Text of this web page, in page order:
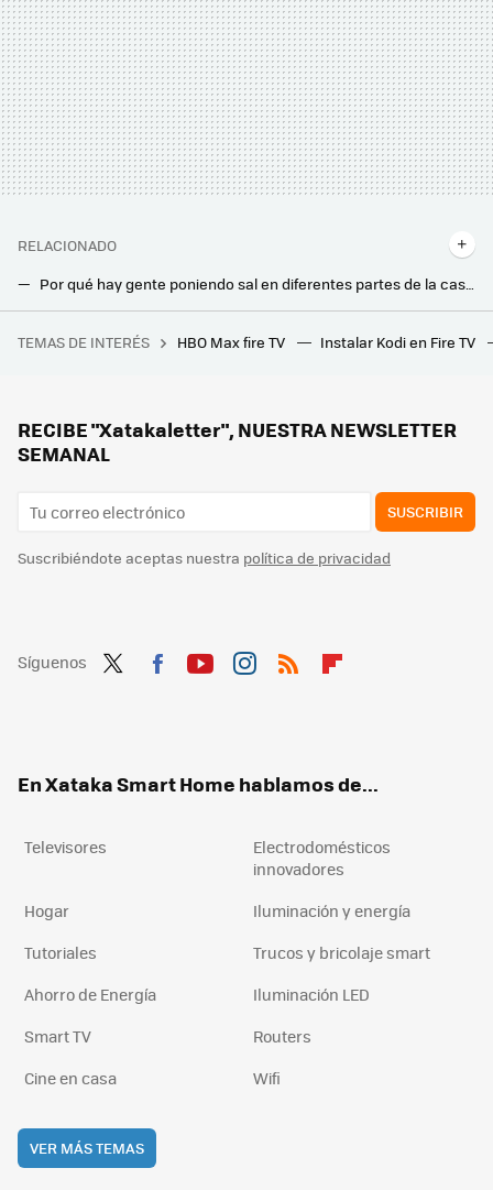
RELACIONADO
Toda mi vida lavando mal los platos y ahora me entero que esta es la forma correcta de hacerlo: ahorro agua y tiempo
La temporada 2 de 'Sandman' certifica su tremendo fracaso en Netflix y demuestra que ser número 1 en la plataforma sirve de poco
TEMAS DE INTERÉS HBO Max fire TV Instalar Kodi en Fire TV
RECIBE "Xatakaletter", NUESTRA NEWSLETTER
SEMANAL
SUSCRIBIR
Suscribiéndote aceptas nuestra política de privacidad
Síguenos
En Xataka Smart Home hablamos de...
Televisores
Electrodomésticos
innovadores
Hogar
Iluminación y energía
Tutoriales
Trucos y bricolaje smart
Ahorro de Energía
Iluminación LED
Smart TV
Routers
Cine en casa
Wifi
VER MÁS TEMAS